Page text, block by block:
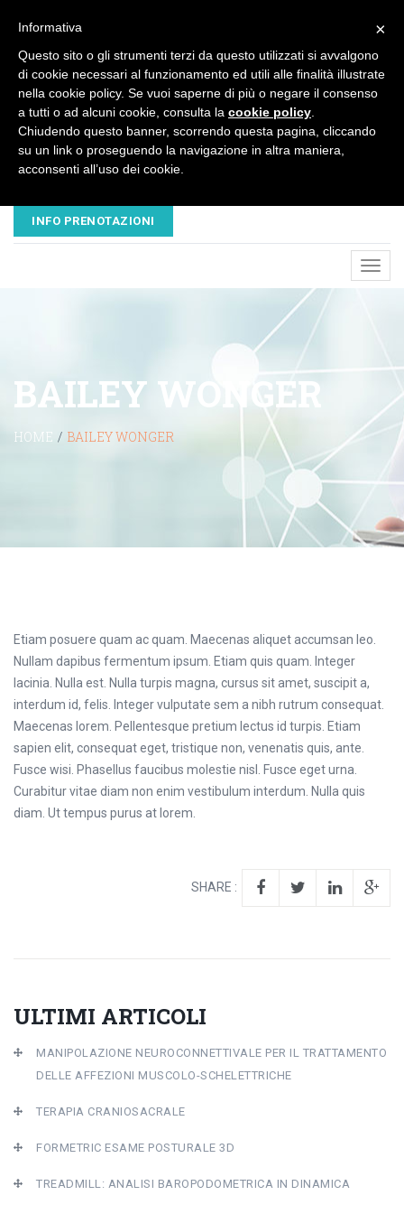
EMAIL
INFO PRENOTAZIONI
BAILEY WONGER
HOME / BAILEY WONGER
Etiam posuere quam ac quam. Maecenas aliquet accumsan leo.
Nullam dapibus fermentum ipsum. Etiam quis quam. Integer
lacinia. Nulla est. Nulla turpis magna, cursus sit amet, suscipit a,
interdum id, felis. Integer vulputate sem a nibh rutrum consequat.
Maecenas lorem. Pellentesque pretium lectus id turpis. Etiam
sapien elit, consequat eget, tristique non, venenatis quis, ante.
Fusce wisi. Phasellus faucibus molestie nisl. Fusce eget urna.
Curabitur vitae diam non enim vestibulum interdum. Nulla quis
diam. Ut tempus purus at lorem.
SHARE :
ULTIMI ARTICOLI
MANIPOLAZIONE NEUROCONNETTIVALE PER IL TRATTAMENTO
DELLE AFFEZIONI MUSCOLO-SCHELETTRICHE
TERAPIA CRANIOSACRALE
FORMETRIC ESAME POSTURALE 3D
TREADMILL: ANALISI BAROPODOMETRICA IN DINAMICA
×
Informativa
Questo sito o gli strumenti terzi da questo utilizzati si avvalgono
di cookie necessari al funzionamento ed utili alle finalità illustrate
nella cookie policy. Se vuoi saperne di più o negare il consenso
a tutti o ad alcuni cookie, consulta la cookie policy
Chiudendo questo banner, scorrendo questa pagina, cliccando
su un link o proseguendo la navigazione in altra maniera,
acconsenti all’uso dei cookie.